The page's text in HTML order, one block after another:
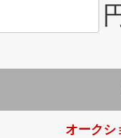
オークシ